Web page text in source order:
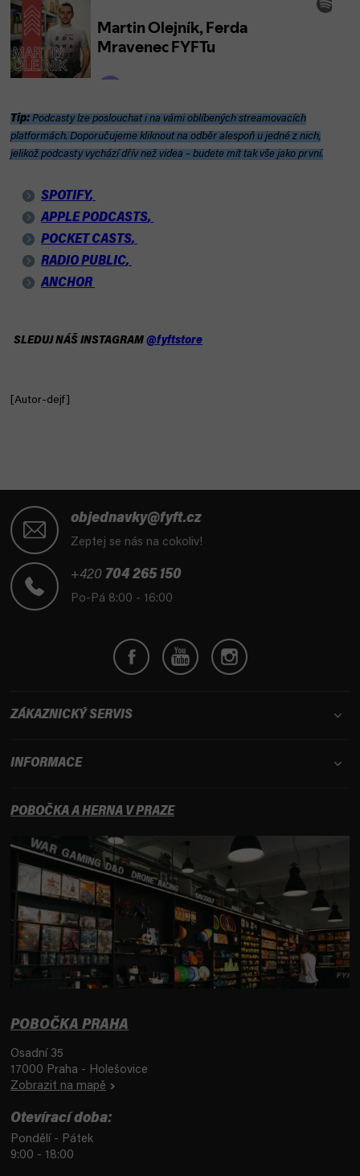
Tip: Podcasty lze poslouchat i na vámi oblíbených streamovacích
platformách. Doporučujeme kliknout na odběr alespoň u jedné z nich,
jelikož podcasty vychází dřív než videa – budete mít tak vše jako první.
SPOTIFY,
APPLE PODCASTS,
POCKET CASTS,
RADIO PUBLIC,
ANCHOR
SLEDUJ NÁŠ INSTAGRAM @fyftstore
[Autor-dejf]
objednavky@fyft.cz
Zeptej se nás na cokoliv!
+420 704 265 150
Po-Pá 8:00 - 16:00
ZÁKAZNICKÝ SERVIS
INFORMACE
POBOČKA A HERNA V PRAZE
POBOČKA PRAHA
Osadní 35
17000 Praha - Holešovice
Zobrazit na mapě
Otevírací doba:
Pondělí - Pátek
9:00 - 18:00